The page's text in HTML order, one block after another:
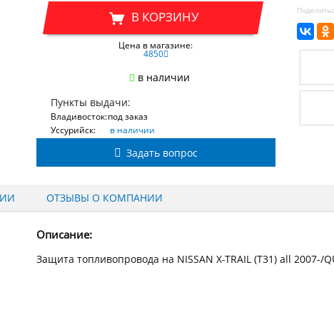
В КОРЗИНУ
Цена в магазине:
4850
в наличии
Пункты выдачи:
Владивосток:под заказ
Уссурийск:
в наличии
Задать вопрос
ОТЗЫВЫ О КОМПАНИИ
Описание:
Защита топливопровода на NISSAN X-TRAIL (T31) all 2007-/